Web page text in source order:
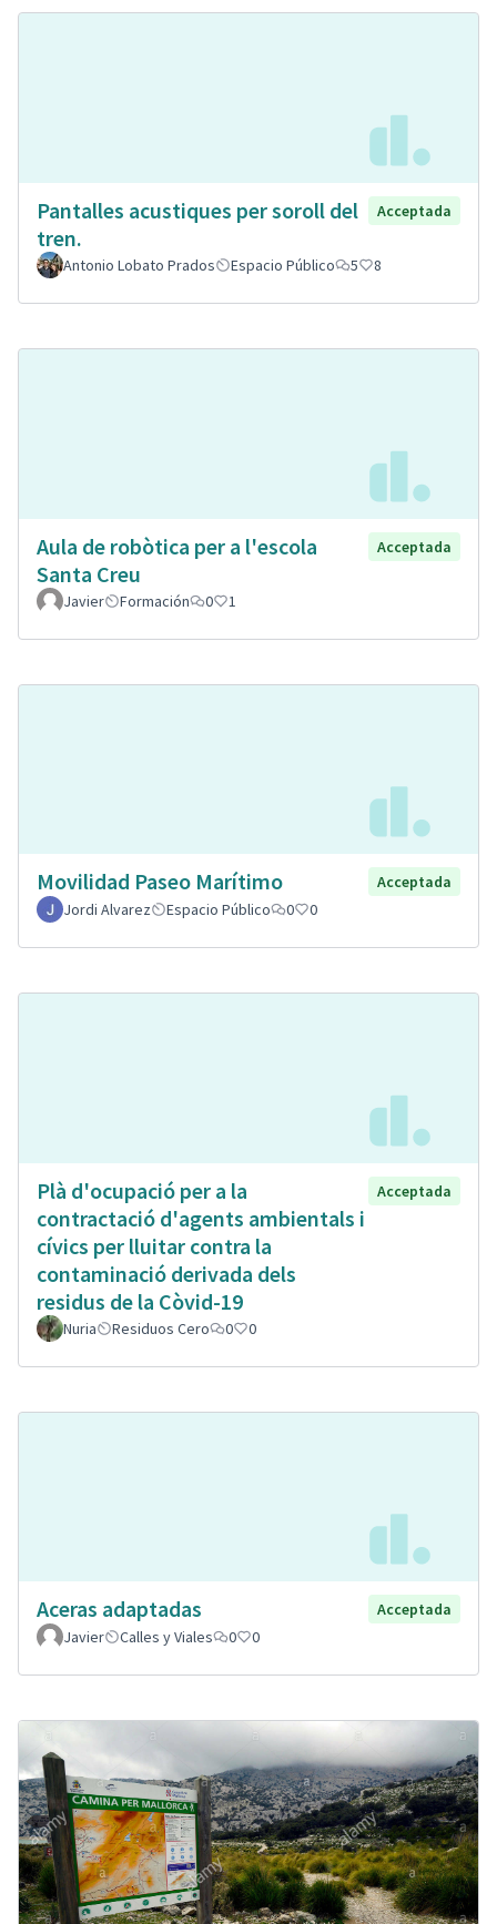
Pantalles acustiques per soroll del
tren.
Acceptada
Antonio Lobato Prados Espacio Público 5 8
Aula de robòtica per a l'escola
Santa Creu
Acceptada
Javier Formación 0 1
Movilidad Paseo Marítimo
Acceptada
Jordi Alvarez
Espacio Público 0 0
Plà d'ocupació per a la
contractació d'agents ambientals i
cívics per lluitar contra la
contaminació derivada dels
residus de la Còvid-19
Acceptada
Nuria Residuos Cero 0 0
Aceras adaptadas
Acceptada
Javier
Calles y Viales 0 0